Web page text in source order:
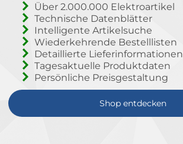
Über 2.000.000 Elektroartikel
Technische Datenblätter
Intelligente Artikelsuche
Wiederkehrende Bestelllisten
Detaillierte Lieferinformationen
Tagesaktuelle Produktdaten
Persönliche Preisgestaltung
Shop entdecken